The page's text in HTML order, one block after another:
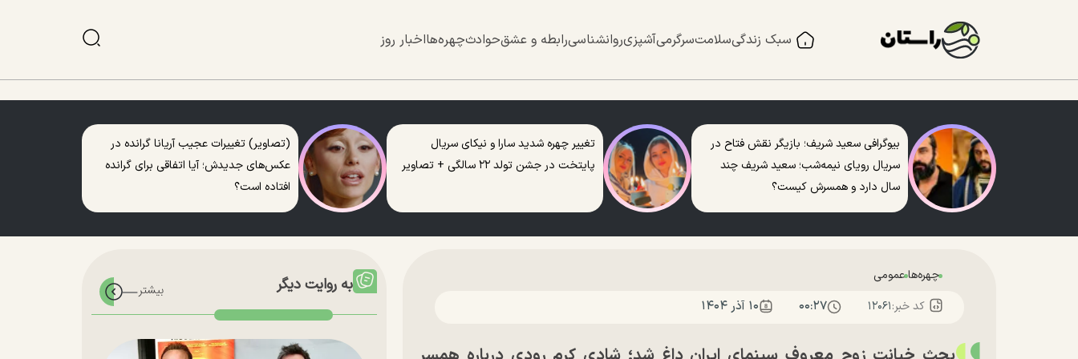
سبک زندگیسلامتسرگرمیآشپزیروانشناسیرابطه و عشقحوادثچهره‌هااخبار روز
بیوگرافی سعید شریف؛ بازیگر نقش فتاح در
سریال رویای نیمه‌شب؛ سعید شریف چند
سال دارد و همسرش کیست؟
تغییر چهره شدید سارا و نیکای سریال
پایتخت در جشن تولد ۲۲ سالگی + تصاویر
(تصاویر) تغییرات عجیب آریانا گرانده در
عکس‌های جدیدش؛ آیا اتفاقی برای گرانده
افتاده است؟
چهره‌هاعمومی
کد خبر:۱۲۰۶۱ ۰۰:۲۷ ۱۰ آذر ۱۴۰۴
به روایت دیگر